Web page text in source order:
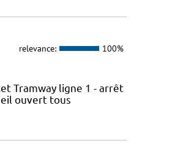
relevance: 100%
Tramway ligne 1 - arrêt
ouvert tous